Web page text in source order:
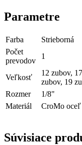
Parametre
Farba
Strieborná
Počet
prevodov
1
Veľkosť
12 zubov,
zubov, 19
Rozmer
1/8"
Materiál
CroMo oceľ
Súvisiace